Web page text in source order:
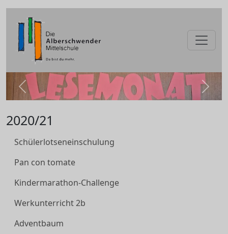
zurück
2020/21
Schülerlotseneinschulung
Pan con tomate
Kindermarathon-Challenge
Werkunterricht 2b
Adventbaum